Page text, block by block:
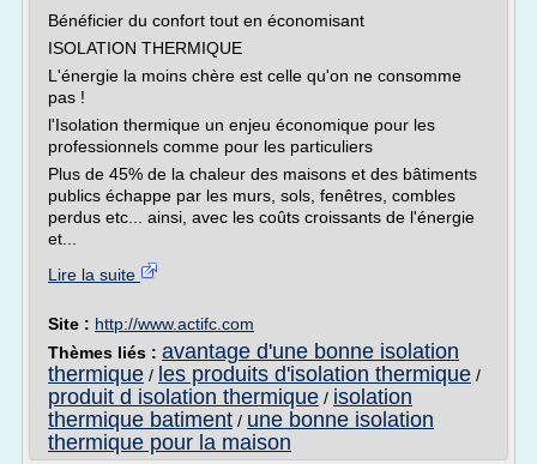
Bénéficier du confort tout en économisant
ISOLATION THERMIQUE
L'énergie la moins chère est celle qu'on ne consomme
pas !
l'Isolation thermique un enjeu économique pour les
professionnels comme pour les particuliers
Plus de 45% de la chaleur des maisons et des bâtiments
publics échappe par les murs, sols, fenêtres, combles
perdus etc... ainsi, avec les coûts croissants de l'énergie
et...
Lire la suite
Site : http://www.actifc.com
Thèmes liés : avantage d'une bonne isolation
thermique / les produits d'isolation thermique /
produit d isolation thermique / isolation
thermique batiment / une bonne isolation
thermique pour la maison